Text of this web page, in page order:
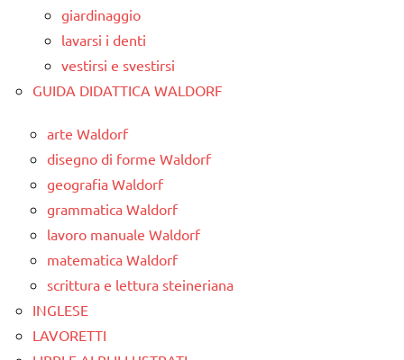
giardinaggio
lavarsi i denti
vestirsi e svestirsi
GUIDA DIDATTICA WALDORF
arte Waldorf
disegno di forme Waldorf
geografia Waldorf
grammatica Waldorf
lavoro manuale Waldorf
matematica Waldorf
scrittura e lettura steineriana
INGLESE
LAVORETTI